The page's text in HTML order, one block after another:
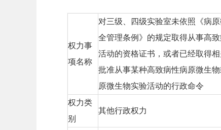
权力事
项名称
对三级、四级实验室未依照《病
全管理条例》的规定取得从事高
活动的资格证书，或者已经取得
批准从事某种高致病性病原微生
原微生物实验活动的行政命令
权力类
别
其他行政权力